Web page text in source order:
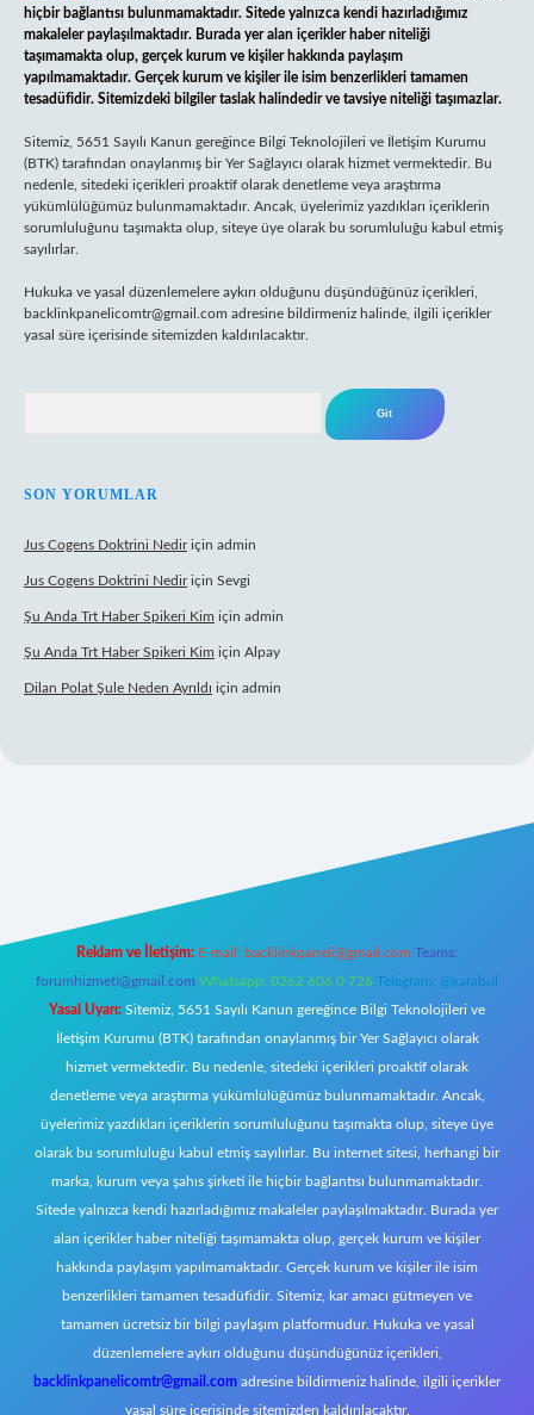
hiçbir bağlantısı bulunmamaktadır. Sitede yalnızca kendi hazırladığımız
makaleler paylaşılmaktadır. Burada yer alan içerikler haber niteliği
taşımamakta olup, gerçek kurum ve kişiler hakkında paylaşım
yapılmamaktadır. Gerçek kurum ve kişiler ile isim benzerlikleri tamamen
tesadüfidir. Sitemizdeki bilgiler taslak halindedir ve tavsiye niteliği taşımazlar.
Sitemiz, 5651 Sayılı Kanun gereğince Bilgi Teknolojileri ve İletişim Kurumu
(BTK) tarafından onaylanmış bir Yer Sağlayıcı olarak hizmet vermektedir. Bu
nedenle, sitedeki içerikleri proaktif olarak denetleme veya araştırma
yükümlülüğümüz bulunmamaktadır. Ancak, üyelerimiz yazdıkları içeriklerin
sorumluluğunu taşımakta olup, siteye üye olarak bu sorumluluğu kabul etmiş
sayılırlar.
Hukuka ve yasal düzenlemelere aykırı olduğunu düşündüğünüz içerikleri,
backlinkpanelicomtr@gmail.com adresine bildirmeniz halinde, ilgili içerikler
yasal süre içerisinde sitemizden kaldırılacaktır.
SON YORUMLAR
Jus Cogens Doktrini Nediriçin admin
Jus Cogens Doktrini Nediriçin Sevgi
Şu Anda Trt Haber Spikeri Kim için admin
Şu Anda Trt Haber Spikeri Kim için Alpay
Dilan Polat Şule Neden Ayrıldı için admin
Reklam ve İletişim: E-mail: backlinkpaneli@gmail.com Teams:
forumhizmeti@gmail.com Whatsapp: 0262 606 0 726 Telegram: @karabul
Yasal Uyarı: Sitemiz, 5651 Sayılı Kanun gereğince Bilgi Teknolojileri ve
İletişim Kurumu (BTK) tarafından onaylanmış bir Yer Sağlayıcı olarak
hizmet vermektedir. Bu nedenle, sitedeki içerikleri proaktif olarak
denetleme veya araştırma yükümlülüğümüz bulunmamaktadır. Ancak,
üyelerimiz yazdıkları içeriklerin sorumluluğunu taşımakta olup, siteye üye
olarak bu sorumluluğu kabul etmiş sayılırlar. Bu internet sitesi, herhangi bir
marka, kurum veya şahıs şirketi ile hiçbir bağlantısı bulunmamaktadır.
Sitede yalnızca kendi hazırladığımız makaleler paylaşılmaktadır. Burada yer
alan içerikler haber niteliği taşımamakta olup, gerçek kurum ve kişiler
hakkında paylaşım yapılmamaktadır. Gerçek kurum ve kişiler ile isim
benzerlikleri tamamen tesadüfidir. Sitemiz, kar amacı gütmeyen ve
tamamen ücretsiz bir bilgi paylaşım platformudur. Hukuka ve yasal
düzenlemelere aykırı olduğunu düşündüğünüz içerikleri,
backlinkpanelicomtr@gmail.com adresine bildirmeniz halinde, ilgili içerikler
yasal süre içerisinde sitemizden kaldırılacaktır.